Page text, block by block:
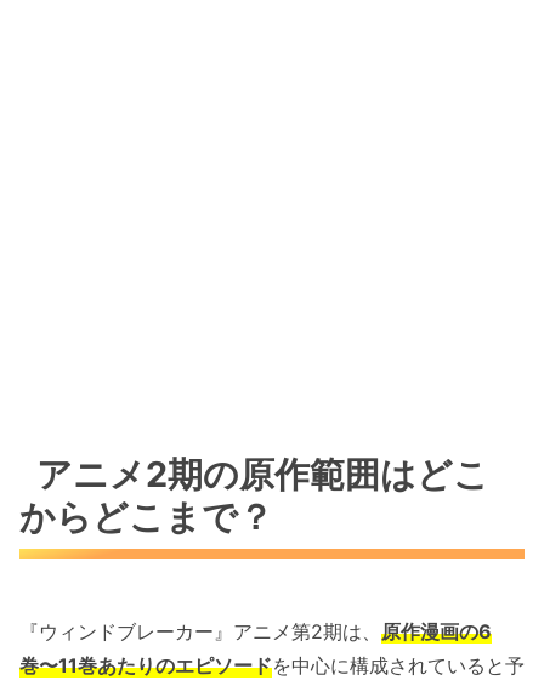
アニメ2期の原作範囲はどこ
からどこまで？
『ウィンドブレーカー』アニメ第2期は、 原作漫画の6
巻〜11巻あたりのエピソードを中心に構成されていると予